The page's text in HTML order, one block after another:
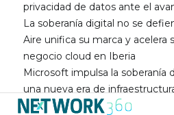
privacidad de datos ante el
La soberanía digital no se
Aire unifica su marca y acelera
negocio cloud en Iberia
Microsoft impulsa la soberanía
una nueva era de
Dell PowerEdge XR9700 lleva